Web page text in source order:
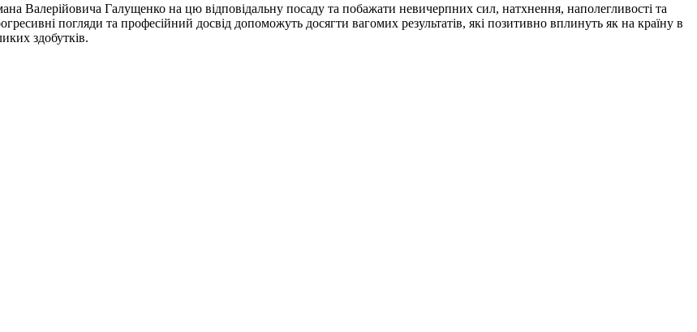
Валерійовича Галущенко на цю відповідальну посаду та побажати невичерпних сил, натхнення, наполегливості та
погляди та професійний досвід допоможуть досягти вагомих результатів, які позитивно вплинуть як на країну в
здобутків.